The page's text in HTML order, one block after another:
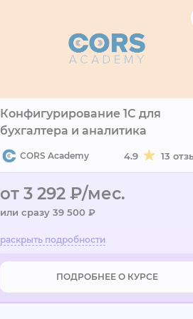
Конфигурирование 1C для
бухгалтера и аналитика
CORS Academy 4.9 13
от 3 292 ₽/мес.
или сразу 39 500 ₽
ПОДРОБНЕЕ О КУРСЕ